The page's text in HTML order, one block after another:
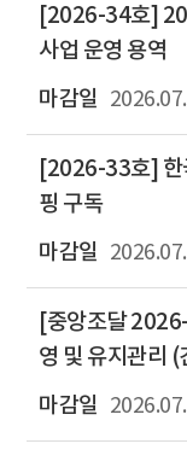
[2026-34호]
사업 운영 용역
[2026-33호] 한
핑 구독
[중앙조달
영 및 유지관리 (